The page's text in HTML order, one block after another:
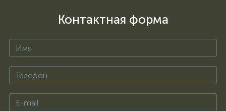
Контактная форма